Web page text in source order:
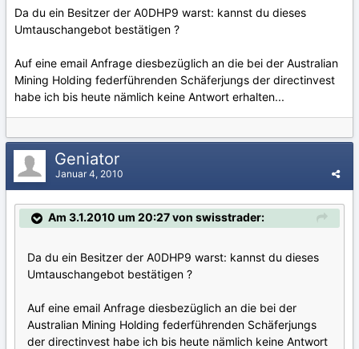
Da du ein Besitzer der A0DHP9 warst: kannst du dieses
Umtauschangebot bestätigen ?
Auf eine email Anfrage diesbezüglich an die bei der Australian
Mining Holding federführenden Schäferjungs der directinvest
habe ich bis heute nämlich keine Antwort erhalten...
Geniator
Januar 4, 2010
Am 3.1.2010 um 20:27 von swisstrader:
Da du ein Besitzer der A0DHP9 warst: kannst du dieses
Umtauschangebot bestätigen ?
Auf eine email Anfrage diesbezüglich an die bei der
Australian Mining Holding federführenden Schäferjungs
der directinvest habe ich bis heute nämlich keine Antwort